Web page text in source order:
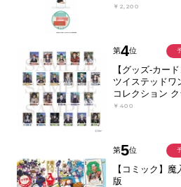
￥2,200
第4位
【グッズ-カー
ツイステッドワ
コレクション
￥400
第5位
【コミック】
版